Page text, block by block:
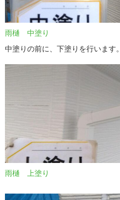
雨樋 中塗り
中塗りの前に、下塗りを行います。
雨樋 上塗り